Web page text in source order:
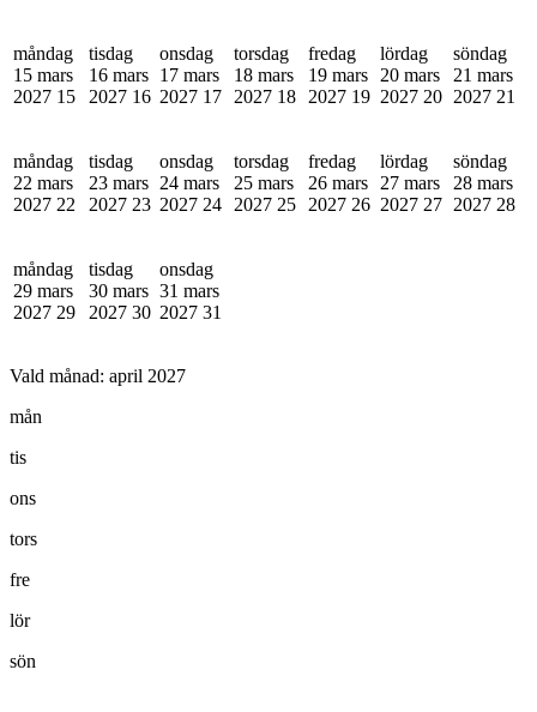
måndag
15 mars
2027 15
tisdag
16 mars
2027 16
onsdag
17 mars
2027 17
torsdag
18 mars
2027 18
fredag
19 mars
2027 19
lördag
20 mars
2027 20
söndag
21 mars
2027 21
måndag
22 mars
2027 22
tisdag
23 mars
2027 23
onsdag
24 mars
2027 24
torsdag
25 mars
2027 25
fredag
26 mars
2027 26
lördag
27 mars
2027 27
söndag
28 mars
2027 28
måndag
29 mars
2027 29
tisdag
30 mars
2027 30
onsdag
31 mars
2027 31
Vald månad: april 2027
mån
tis
ons
tors
fre
lör
sön